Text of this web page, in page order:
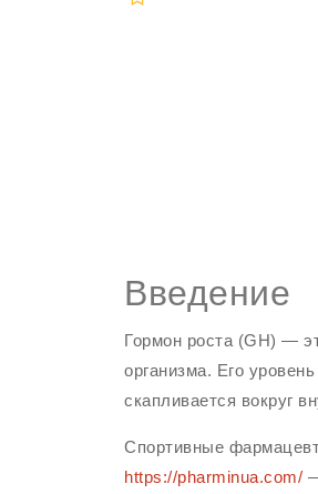
Введение
Гормон роста (GH) —
организма. Его
скапливается вокруг
Спортивные
https://pharminua.com/